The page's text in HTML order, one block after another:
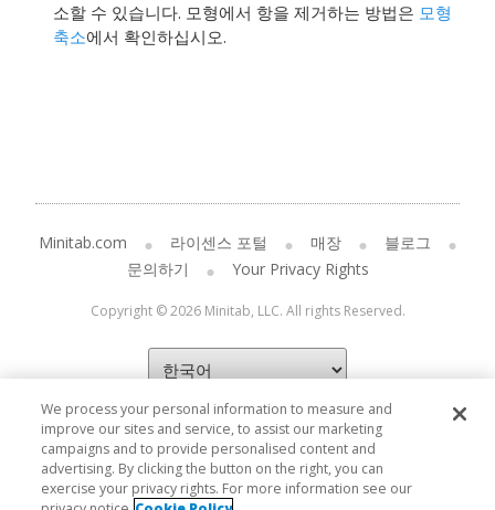
소할 수 있습니다. 모형에서 항을 제거하는 방법은 모형
축소에서 확인하십시오.
Minitab.com 라이센스 포털 매장
블로그
문의하기
Your Privacy Rights
Copyright © 2026 Minitab, LLC. All rights Reserved.
We process your personal information to measure and
improve our sites and service, to assist our marketing
campaigns and to provide personalised content and
advertising. By clicking the button on the right, you can
exercise your privacy rights. For more information see our